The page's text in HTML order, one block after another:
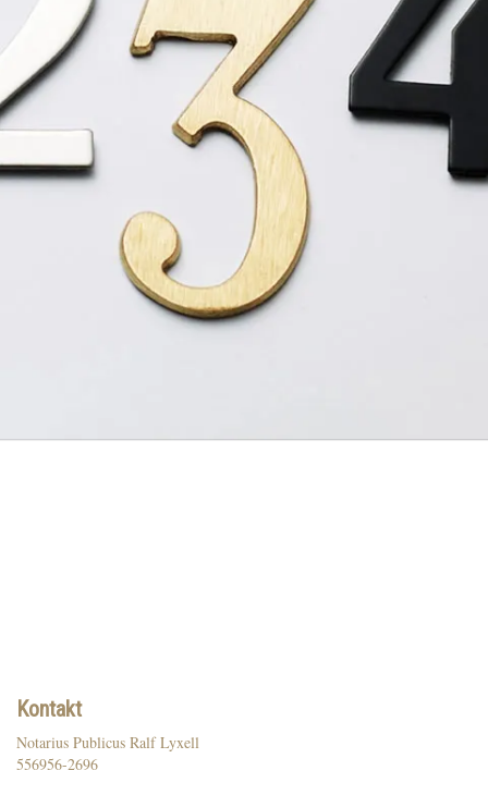
Kontakt
Notarius Publicus Ralf Lyxell
556956-2696